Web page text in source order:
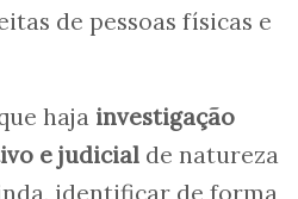
de pessoas físicas e
haja investigação
e judicial de natureza